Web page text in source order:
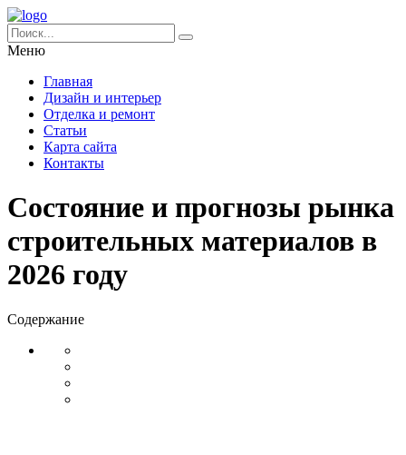
Меню
Главная
Дизайн и интерьер
Отделка и ремонт
Статьи
Карта сайта
Контакты
Состояние и прогнозы рынка
строительных материалов в
2026 году
Содержание